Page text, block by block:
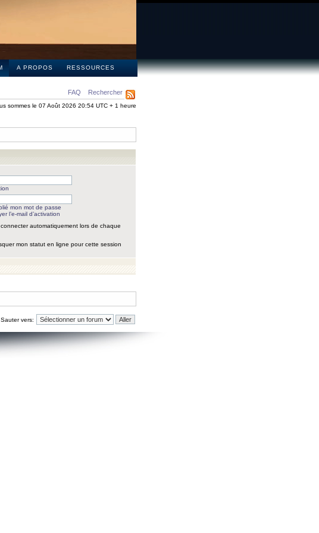
A PROPOS RESSOURCES
FAQ Rechercher
sommes le 07 Août 2026 20:54 UTC + 1 heure
mon mot de passe
l’e-mail d’activation
automatiquement lors de chaque
mon statut en ligne pour cette session
Sauter vers: